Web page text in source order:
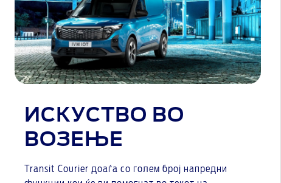
ИСКУСТВО ВО
ВОЗЕЊЕ
Transit Courier доаѓа со голем број напредни